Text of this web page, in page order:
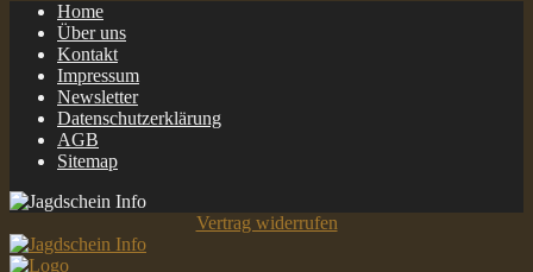
Home
Über uns
Kontakt
Impressum
Newsletter
Datenschutzerklärung
AGB
Sitemap
Vertrag widerrufen